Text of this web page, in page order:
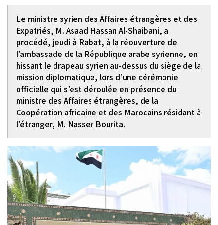
Le ministre syrien des Affaires étrangères et des
Expatriés, M. Asaad Hassan Al-Shaibani, a
procédé, jeudi à Rabat, à la réouverture de
l’ambassade de la République arabe syrienne, en
hissant le drapeau syrien au-dessus du siège de la
mission diplomatique, lors d’une cérémonie
officielle qui s’est déroulée en présence du
ministre des Affaires étrangères, de la
Coopération africaine et des Marocains résidant à
l’étranger, M. Nasser Bourita.